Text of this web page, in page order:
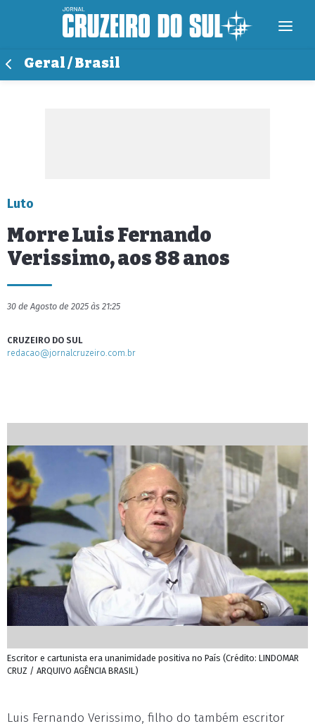
Geral / Brasil
Luto
Morre Luis Fernando
Verissimo, aos 88 anos
30 de Agosto de 2025 às 21:25
CRUZEIRO DO SUL
redacao@jornalcruzeiro.com.br
Escritor e cartunista era unanimidade positiva no País (Crédito: LINDOMAR
CRUZ / ARQUIVO AGÊNCIA BRASIL)
Luis Fernando Verissimo, filho do também escritor